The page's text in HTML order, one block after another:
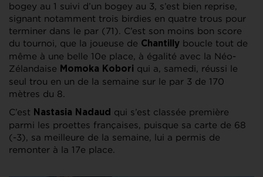
bogey au 1 suivi d’un bogey au 3, s’est bien reprise,
signant notamment trois birdies en quatre trous pour
terminer dans le par (71). C’est son moins bon score
du tournoi, que la joueuse de Chantilly boucle tout de
même à une belle 10e place, à égalité avec la Néo-
Zélandaise Momoka Kobori qui a, samedi, réussi le
seul trou en un de la semaine sur le par 3 de 170
mètres du 8.
C’est Nastasia Nadaud qui s’est classée première
parmi les proettes françaises, puisque sa carte de 68
(-3), sa meilleure de la semaine, lui a permis de
remonter à la 17e place.